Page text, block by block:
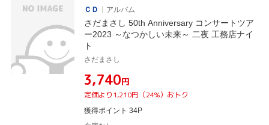
ＣＤ
アルバム
さだまさし 50th Anniversary コンサートツア
ー2023 ～なつかしい未来～ 二夜 工務店ナイ
ト
さだまさし
¥3,740円
定価より1,210円（24%）おトク
獲得ポイント 34P